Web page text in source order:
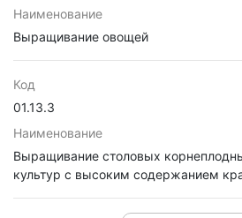
Наименование
Выращивание овощей
Код
01.13.3
Наименование
Выращивание столовых
культур с высоким содержанием